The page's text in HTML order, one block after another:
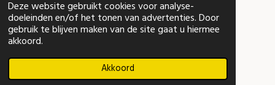
Deze website gebruikt cookies voor analyse-
doeleinden en/of het tonen van advertenties. Door
gebruik te blijven maken van de site gaat u hiermee
akkoord.
Akkoord